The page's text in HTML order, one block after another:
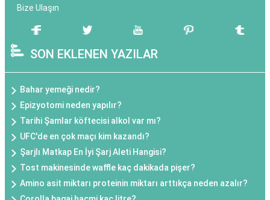
Bize Ulaşın
SON EKLENEN YAZILAR
Bahar yemeği nedir?
Epizyotomi neden yapılır?
Tarihi Şamlar köftecisi alkol var mı?
UFC'de en çok maçı kim kazandı?
Şarjlı Matkap En İyi Şarj Aleti Hangisi?
Tost makinesinde waffle kaç dakikada pişer?
Amino asit miktarı proteinin miktarı arttıkça neden azalır?